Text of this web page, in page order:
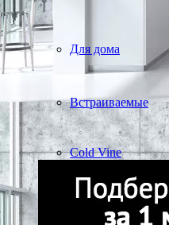
Для дома
Встраиваемые
Cold Vine